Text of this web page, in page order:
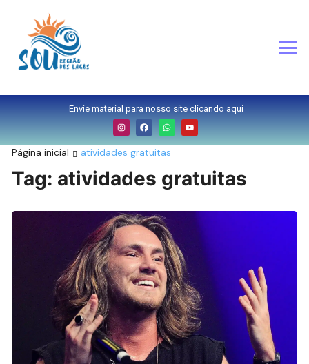
Envie material para nosso site clicando aqui
Página inicial atividades gratuitas
Tag: atividades gratuitas